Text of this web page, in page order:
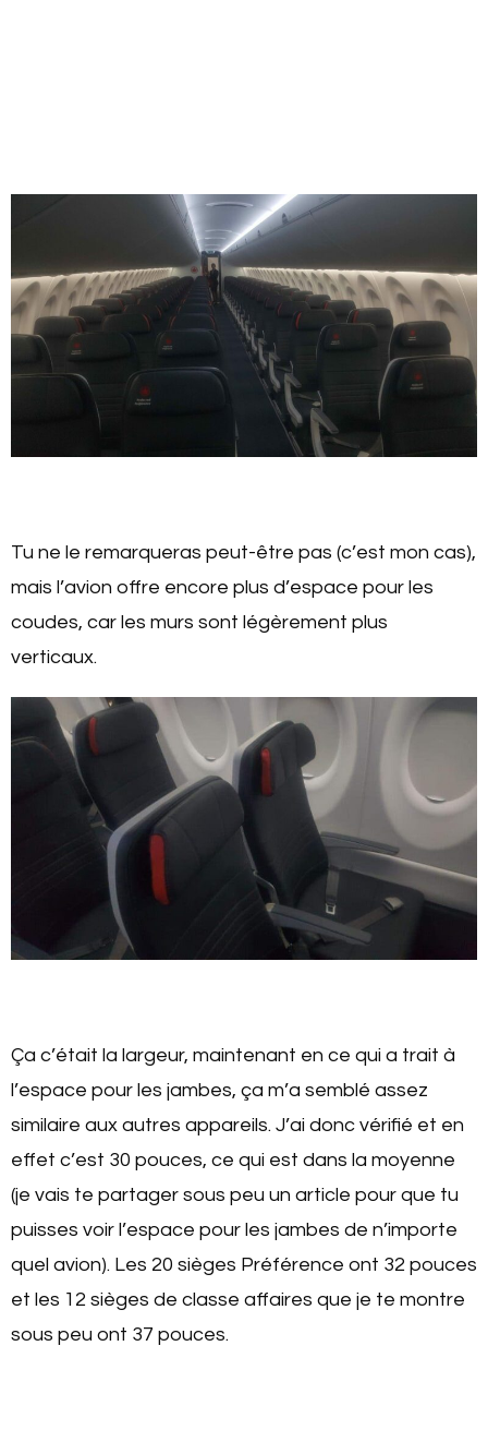
Tu ne le remarqueras peut-être pas (c’est mon cas),
mais l’avion offre encore plus d’espace pour les
coudes, car les murs sont légèrement plus
verticaux.
Ça c’était la largeur, maintenant en ce qui a trait à
l’espace pour les jambes, ça m’a semblé assez
similaire aux autres appareils. J’ai donc vérifié et en
effet c’est 30 pouces, ce qui est dans la moyenne
(je vais te partager sous peu un article pour que tu
puisses voir l’espace pour les jambes de n’importe
quel avion). Les 20 sièges Préférence ont 32 pouces
et les 12 sièges de classe affaires que je te montre
sous peu ont 37 pouces.